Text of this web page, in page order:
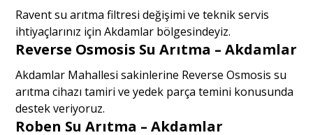
Ravent su arıtma filtresi değişimi ve teknik servis
ihtiyaçlarınız için Akdamlar bölgesindeyiz.
Reverse Osmosis Su Arıtma – Akdamlar
Akdamlar Mahallesi sakinlerine Reverse Osmosis su
arıtma cihazı tamiri ve yedek parça temini konusunda
destek veriyoruz.
Roben Su Arıtma – Akdamlar